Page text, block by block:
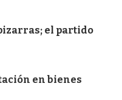
el partido
en bienes